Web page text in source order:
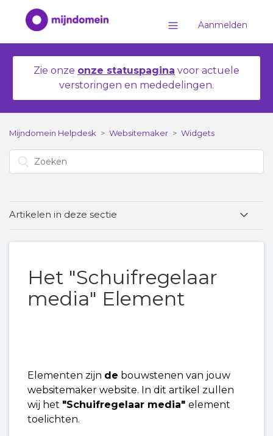
Aanmelden
Zie onze onze statuspagina voor actuele
verstoringen en mededelingen.
Mijndomein Helpdesk Websitemaker Widgets
Artikelen in deze sectie
Het Spotify Element
Het "Video" Element
Het "Pictogram" Element
Het "Schuifregelaar media" Element
Het "Afbeelding" Element
Het "Schuifregelaar
media" Element
Elementen zijn de bouwstenen van jouw
websitemaker website. In dit artikel zullen
wij het "Schuifregelaar media" element
toelichten.